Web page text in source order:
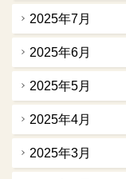
2025年7月
2025年6月
2025年5月
2025年4月
2025年3月